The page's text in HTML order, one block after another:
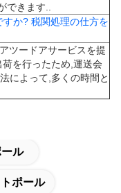
きます..
か? 税関処理の仕方を
ツードアサービスを提
を行ったため,運送会
によって,多くの時間と
ル
ポール